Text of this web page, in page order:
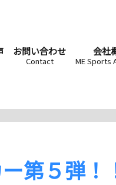
お問い合わせ
Contact
会社
ME Sports
第５弾！